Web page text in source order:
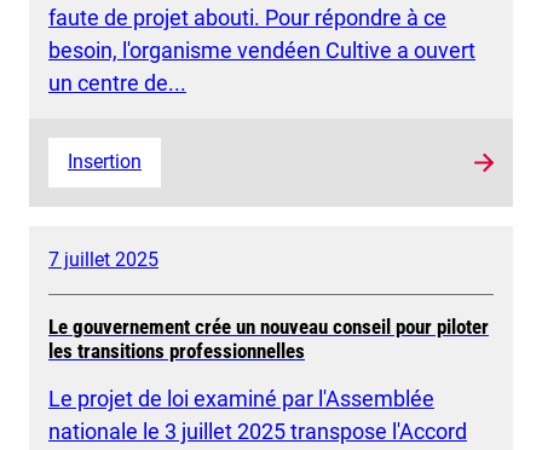
faute de projet abouti. Pour répondre à ce
besoin, l'organisme vendéen Cultive a ouvert
un centre de...
Insertion
7 juillet 2025
Le gouvernement crée un nouveau conseil pour piloter
les transitions professionnelles
Le projet de loi examiné par l'Assemblée
nationale le 3 juillet 2025 transpose l'Accord